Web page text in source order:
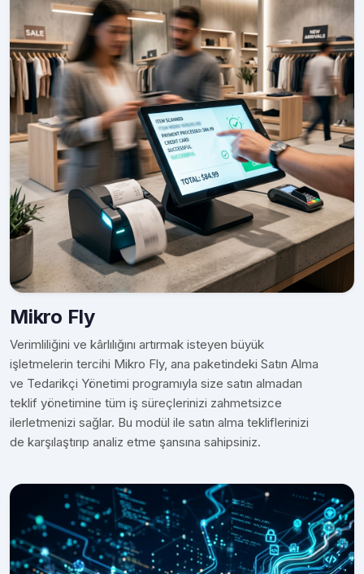
Mikro Fly
Verimliliğini ve kârlılığını artırmak isteyen büyük
işletmelerin tercihi Mikro Fly, ana paketindeki Satın Alma
ve Tedarikçi Yönetimi programıyla size satın almadan
teklif yönetimine tüm iş süreçlerinizi zahmetsizce
ilerletmenizi sağlar. Bu modül ile satın alma tekliflerinizi
de karşılaştırıp analiz etme şansına sahipsiniz.